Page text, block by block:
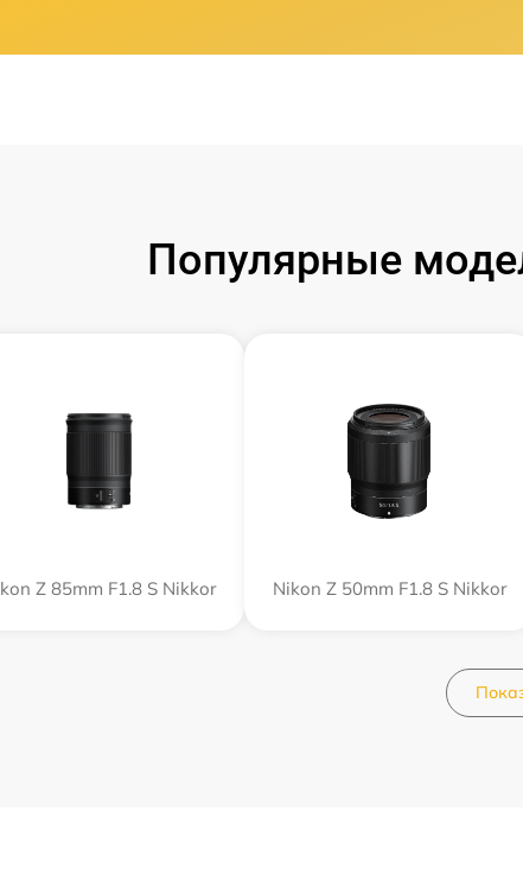
Популярные
Z 85mm F1.8 S Nikkor Nikon Z 50mm F1.8 S Nikkor